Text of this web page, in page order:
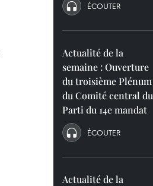
ÉCOUTER
Actualité de la
semaine : Ouverture
du troisième Plénum
du Comité central du
Parti du 14e mandat
ÉCOUTER
Actualité de la